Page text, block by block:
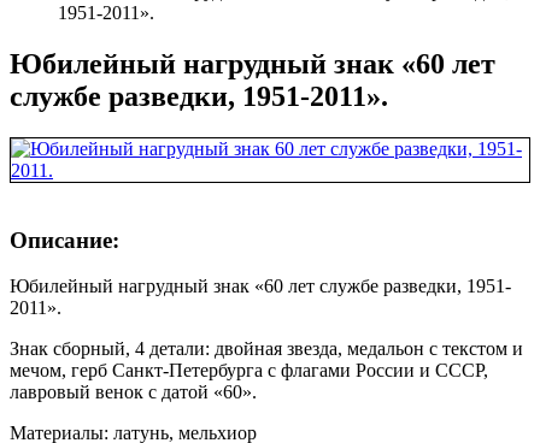
1951-2011».
Юбилейный нагрудный знак «60 лет
службе разведки, 1951-2011».
Описание:
Юбилейный нагрудный знак «60 лет службе разведки, 1951-
2011».
Знак сборный, 4 детали: двойная звезда, медальон с текстом и
мечом, герб Санкт-Петербурга с флагами России и СССР,
лавровый венок с датой «60».
Материалы: латунь, мельхиор